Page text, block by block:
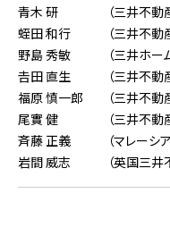
青木 研
（三井不動
蛭田 和行
（三井不動
野島 秀敏
（三井ホー
𠮷田 直生
（三井不動
福原 慎一郎
（三井不動
尾實 健
（三井不
斉藤 正義
（マレー
岩間 威志
（英国三